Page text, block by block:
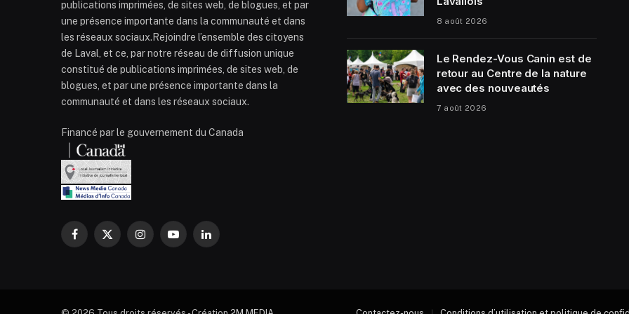
publications imprimées, de sites web, de blogues, et par
une présence importante dans la communauté et dans
les réseaux sociaux.Rejoindre l’ensemble des citoyens
de Laval, et ce, par notre réseau de diffusion unique
constitué de publications imprimées, de sites web, de
blogues, et par une présence importante dans la
communauté et dans les réseaux sociaux.
Financé par le gouvernement du Canada
Facebook
X
InstagramYouTubeLinkedIn
8 août 2026
Le Rendez-Vous Canin est de
retour au Centre de la nature
avec des nouveautés
7 août 2026